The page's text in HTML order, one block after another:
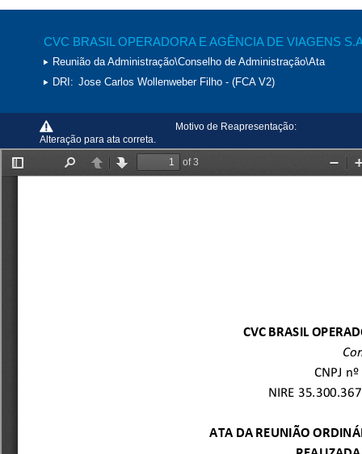
CVC BRASIL OPERADORA E AGÊNCIA DE VIAGENS
Reunião da Administração\Conselho de Administração\Ata
DRI: Jose Carlos Wollenweber Filho - (FCA V2)
Motivo de Reapresentação:
Alteração para ata correta.